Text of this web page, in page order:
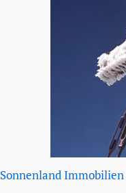
Sonnenland